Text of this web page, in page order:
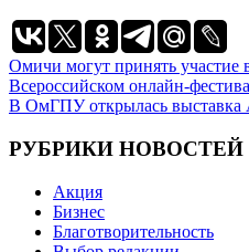
Навигация
по
Омичи могут принять
Всероссийском онлайн-
В ОмГПУ открылась
РУБРИКИ НОВОСТЕЙ
Акция
Бизнес
Благотворительность